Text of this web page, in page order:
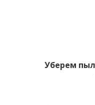
Уберем